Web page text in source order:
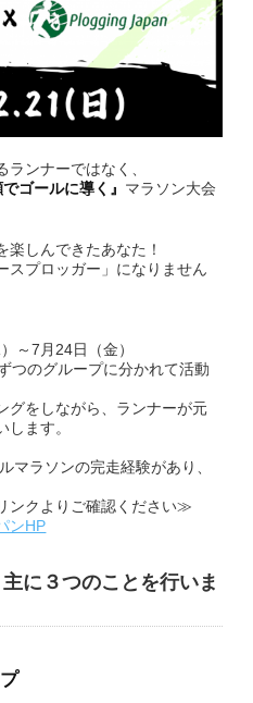
ンナーではなく、
ゴールに導く』 マラソン大会
楽しんできたあなた！
スプロッガー」になりません
～7月24日（金）
つのグループに分かれて活動
ながら、ランナーが元
ます。
マラソンの完走経験があり、
ンクよりご確認ください≫
ンHP
に３つのことを行いま